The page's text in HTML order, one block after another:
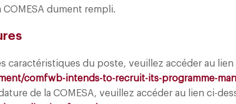
COMESA dument rempli.
caractéristiques du poste, veuillez accéder au lien
comfwb-intends-to-recruit-its-programme-
de la COMESA, veuillez accéder au lien ci-